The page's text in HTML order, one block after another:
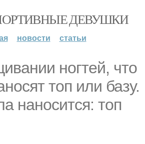
ДЕВУШКИ
новости статьи
ногтей, что
топ или базу.
наносится: топ